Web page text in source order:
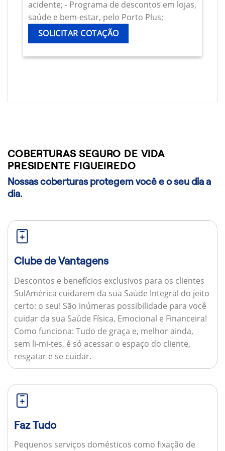
acidente; - Programa de descontos em lojas,
saúde e bem-estar, pelo Porto Plus;
SOLICITAR COTAÇÃO
COBERTURAS SEGURO DE VIDA
PRESIDENTE FIGUEIREDO
Nossas coberturas protegem você e o seu dia a
dia.
Clube de Vantagens
Descontos e benefícios exclusivos para os clientes
SulAmérica cuidarem da sua Saúde Integral do jeito
certo: o seu! São inúmeras possibilidade para você
cuidar da sua Saúde Física, Emocional e Financeira!
Como funciona: Tudo de graça e, melhor ainda,
sem li-mi-tes, é só acessar o espaço do cliente,
resgatar e se cuidar.
Faz Tudo
Pequenos serviços domésticos como fixação de